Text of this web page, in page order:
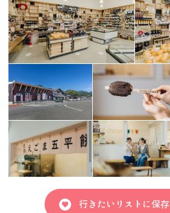
行きたいリストに保存